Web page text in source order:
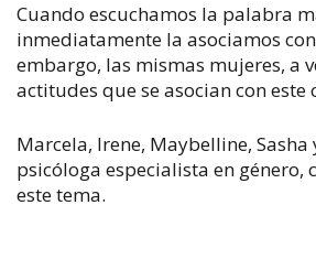
Cuando escuchamos la palabra
inmediatamente la asociamos
embargo, las mismas mujeres, a
actitudes que se asocian con
Marcela, Irene, Maybelline, Sasha
psicóloga especialista en género,
este tema.